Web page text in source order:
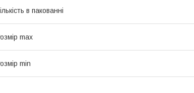
в пакованні
max
min